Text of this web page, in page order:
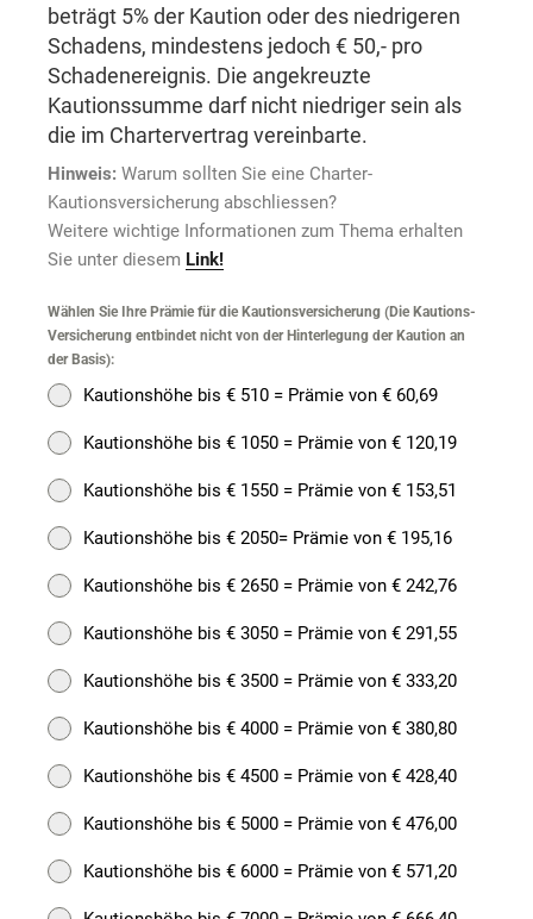
beträgt 5% der Kaution oder des niedrigeren
Schadens, mindestens jedoch € 50,- pro
Schadenereignis. Die angekreuzte
Kautionssumme darf nicht niedriger sein als
die im Chartervertrag vereinbarte.
Hinweis: Warum sollten Sie eine Charter-
Kautionsversicherung abschliessen?
Weitere wichtige Informationen zum Thema erhalten
Sie unter diesem Link!
Wählen Sie Ihre Prämie für die Kautionsversicherung (Die Kautions-
Versicherung entbindet nicht von der Hinterlegung der Kaution an
der Basis):
Kautionshöhe bis € 510 = Prämie von € 60,69
Kautionshöhe bis € 1050 = Prämie von € 120,19
Kautionshöhe bis € 1550 = Prämie von € 153,51
Kautionshöhe bis € 2050= Prämie von € 195,16
Kautionshöhe bis € 2650 = Prämie von € 242,76
Kautionshöhe bis € 3050 = Prämie von € 291,55
Kautionshöhe bis € 3500 = Prämie von € 333,20
Kautionshöhe bis € 4000 = Prämie von € 380,80
Kautionshöhe bis € 4500 = Prämie von € 428,40
Kautionshöhe bis € 5000 = Prämie von € 476,00
Kautionshöhe bis € 6000 = Prämie von € 571,20